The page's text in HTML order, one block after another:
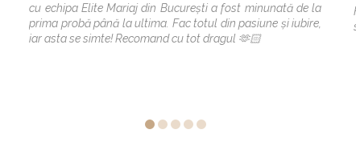
cu echipa Elite Mariaj din București a fost minunată de la
prima probă până la ultima. Fac totul din pasiune și iubire,
iar asta se simte! Recomand cu tot dragul 🫶🏻